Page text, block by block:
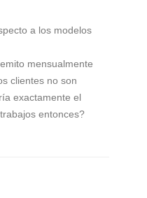
a los modelos
mensualmente
clientes no son
exactamente el
entonces?